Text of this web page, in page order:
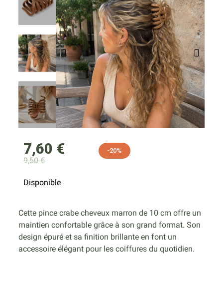
9,50 €
7,60 € -20%
Disponible
Cette pince crabe cheveux marron de 10 cm offre un
maintien confortable grâce à son grand format. Son
design épuré et sa finition brillante en font un
accessoire élégant pour les coiffures du quotidien.